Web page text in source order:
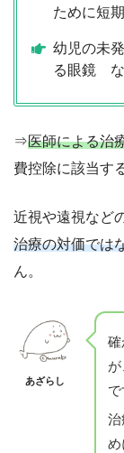
ために短
幼児の未
る眼鏡
⇒医師による治
費控除に該当す
近視や遠視など
治療の対価では
ん。
あざらし
確
で
治
め